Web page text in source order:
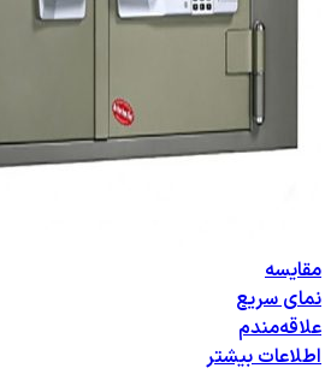
مقایسه
نمای سریع
علاقه‌مندم
اطلاعات بیشتر